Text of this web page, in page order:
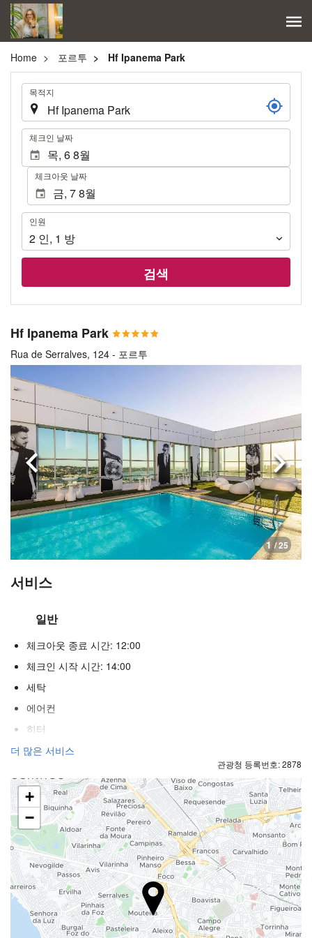
Home 포르투 Hf Ipanema Park
. 목적지
. 체크인 날짜
체크아웃 날짜
인
원
인원
2 인, 1 방
검색
Hf Ipanema Park
Rua de Serralves, 124 - 포르투
1 / 25
이전으로 다음
서비스
일반
체크아웃 종료 시간: 12:00
체크인 시작 시간: 14:00
세탁
에어컨
히터
승강기
불연자객실
전 구역 금연
흡연 구역
방음 설비된 객실
애완동물 동반 금지
수영장
더 많은 서비스
관광청 등록번호: 2878
+
−